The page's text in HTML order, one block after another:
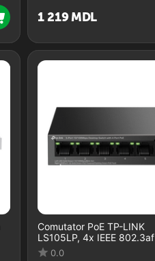
1 219 MDL
Comutator PoE TP-LINK
LS105LP, 4x IEEE 802.3af
0.0